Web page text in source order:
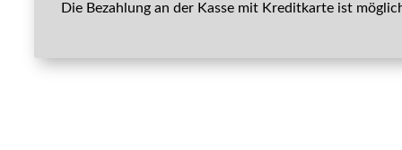
Die Bezahlung an der Kasse mit Kreditkarte ist